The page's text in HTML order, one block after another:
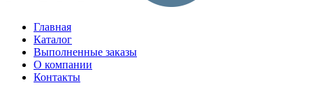
Главная
Каталог
Выполненные заказы
О компании
Контакты